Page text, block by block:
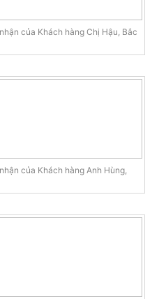
của Khách hàng Chị Hậu, Bắc
của Khách hàng Anh Hùng,